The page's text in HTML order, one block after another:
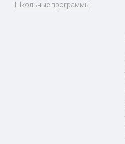
Школьные программы